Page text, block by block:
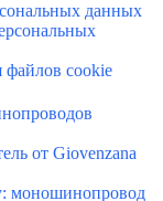
данных
файлов cookie
от Giovenzana
моношинопровод